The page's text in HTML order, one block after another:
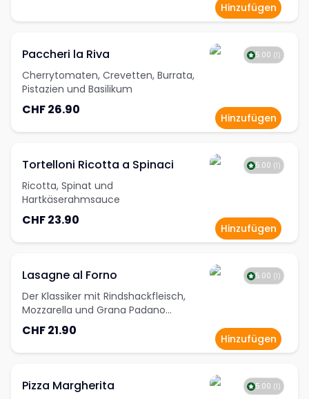
Hinzufügen
Paccheri la Riva
Cherrytomaten, Crevetten, Burrata,
Pistazien und Basilikum
CHF 26.90
5.00 (1 )
Hinzufügen
Tortelloni Ricotta a Spinaci
Ricotta, Spinat und
Hartkäserahmsauce
CHF 23.90
5.00 (1 )
Hinzufügen
Lasagne al Forno
Der Klassiker mit Rindshackfleisch,
Mozzarella und Grana Padano
überbacken
CHF 21.90
5.00 (1 )
Hinzufügen
Pizza Margherita 5.00 (1 )